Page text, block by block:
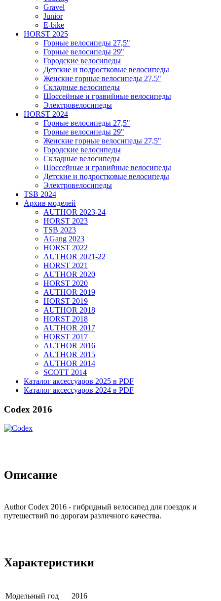
Gravel
Junior
E-bike
HORST 2025
Горные велосипеды 27,5"
Горные велосипеды 29"
Городские велосипеды
Детские и подростковые велосипеды
Женские горные велосипеды 27,5"
Складные велосипеды
Шоссейные и гравийные велосипеды
Электровелосипеды
HORST 2024
Горные велосипеды 27,5"
Горные велосипеды 29"
Женские горные велосипеды 27,5"
Городские велосипеды
Складные велосипеды
Шоссейные и гравийные велосипеды
Детские и подростковые велосипеды
Электровелосипеды
TSB 2024
Архив моделей
AUTHOR 2023-24
HORST 2023
TSB 2023
AGang 2023
HORST 2022
AUTHOR 2021-22
HORST 2021
AUTHOR 2020
HORST 2020
AUTHOR 2019
HORST 2019
AUTHOR 2018
HORST 2018
AUTHOR 2017
HORST 2017
AUTHOR 2016
AUTHOR 2015
AUTHOR 2014
SCOTT 2014
Каталог аксессуаров 2025 в PDF
Каталог аксессуаров 2024 в PDF
Codex 2016
Описание
Author Codex 2016 - гибридный велосипед для поездок и
путешествий по дорогам различного качества.
Характеристики
Модельный год
2016